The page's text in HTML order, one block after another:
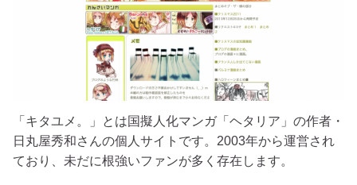
「キタユメ。」とは国擬人化マンガ「ヘタリア」の作者・
日丸屋秀和さんの個人サイトです。2003年から運営され
ており、未だに根強いファンが多く存在します。